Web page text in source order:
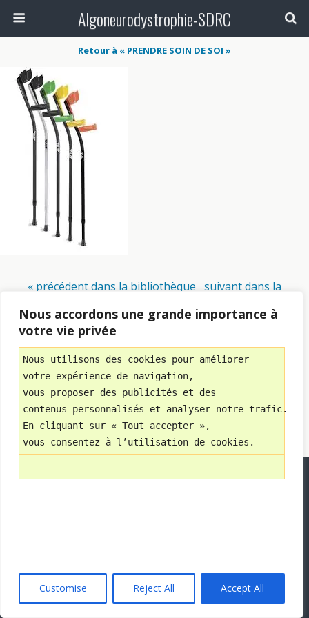
Nous accordons une grande importance à
votre vie privée
Nous utilisons des cookies pour améliorer
votre expérience de navigation,
vous proposer des publicités et des
contenus personnalisés et analyser notre trafic.
En cliquant sur « Tout accepter »,
vous consentez à l’utilisation de cookies.
Customise Reject All Accept All
Algoneurodystrophie-SDRC
Retour à « PRENDRE SOIN DE SOI »
« précédent dans la bibliothèque suivant dans la
Retour au début
Bureau
WPtouch Mobile Suite for WordPress